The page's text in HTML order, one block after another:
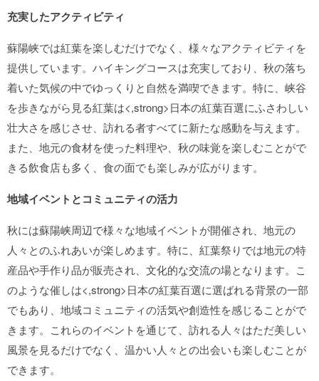
充実したアクティビティ
蘇陽峡では紅葉を楽しむだけでなく、様々なアクティビティを
提供しています。ハイキングコースは充実しており、秋の落ち
着いた気候の中でゆっくりと自然を満喫できます。特に、峡谷
を歩きながら見る紅葉は<,strong>日本の紅葉百選にふさわしい
壮大さを感じさせ、訪れる者すべてに新たな感動を与えます。
また、地元の食材を使った料理や、秋の味覚を楽しむことがで
きる飲食店も多く、食の面でも楽しみが広がります。
地域イベントとコミュニティの活力
秋には蘇陽峡周辺で様々な地域イベントが開催され、地元の
人々とのふれあいが楽しめます。特に、紅葉祭りでは地元の特
産品や手作り品が販売され、文化的な交流の場となります。こ
のような催しは<,strong>日本の紅葉百選に選ばれる背景の一部
でもあり、地域コミュニティの活気や創造性を感じることがで
きます。これらのイベントを通じて、訪れる人々はただ美しい
風景を見るだけでなく、温かい人々との出会いも楽しむことが
できます。